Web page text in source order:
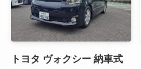
トヨタ ヴォクシー 納車式